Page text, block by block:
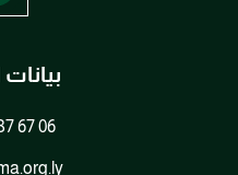
67 06